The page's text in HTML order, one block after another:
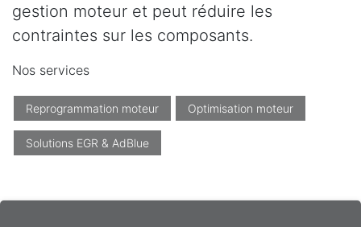
gestion moteur et peut réduire les
contraintes sur les composants.
Nos services
Reprogrammation moteur Optimisation moteur
Solutions EGR & AdBlue